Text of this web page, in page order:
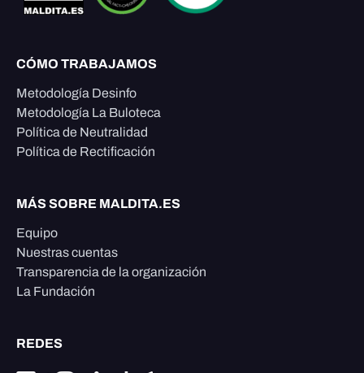
CÓMO TRABAJAMOS
Metodología Desinfo
Metodología La Buloteca
Política de Neutralidad
Política de Rectificación
MÁS SOBRE MALDITA.ES
Equipo
Nuestras cuentas
Transparencia de la organización
La Fundación
REDES